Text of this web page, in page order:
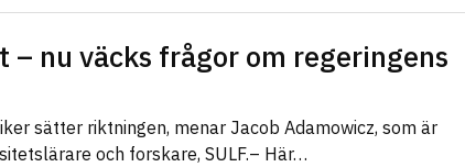
– nu väcks frågor om regeringens
sätter riktningen, menar Jacob Adamowicz, som är
och forskare, SULF.– Här…